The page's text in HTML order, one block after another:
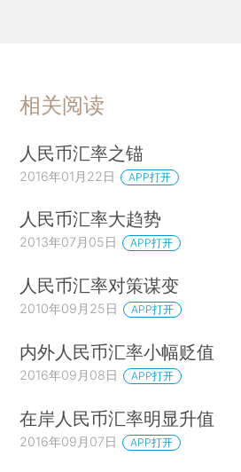
相关阅读
人民币汇率之锚
2016年01月22日 APP打开
人民币汇率大趋势
2013年07月05日 APP打开
人民币汇率对策谋变
2010年09月25日 APP打开
内外人民币汇率小幅贬值
2016年09月08日 APP打开
在岸人民币汇率明显升值
2016年09月07日 APP打开